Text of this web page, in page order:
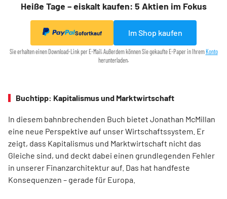
Heiße Tage – eiskalt kaufen: 5 Aktien im Fokus
Sofortkauf Im Shop kaufen
Sie erhalten einen Download-Link per E-Mail. Außerdem können Sie gekaufte E-Paper in Ihrem Konto
herunterladen.
Buchtipp: Kapitalismus und Marktwirtschaft
In diesem bahnbrechenden Buch bietet Jonathan McMillan
eine neue Perspektive auf unser Wirtschaftssystem. Er
zeigt, dass Kapitalismus und Marktwirtschaft nicht das
Gleiche sind, und deckt dabei einen grundlegenden Fehler
in unserer Finanzarchitektur auf. Das hat handfeste
Konsequenzen – gerade für Europa.